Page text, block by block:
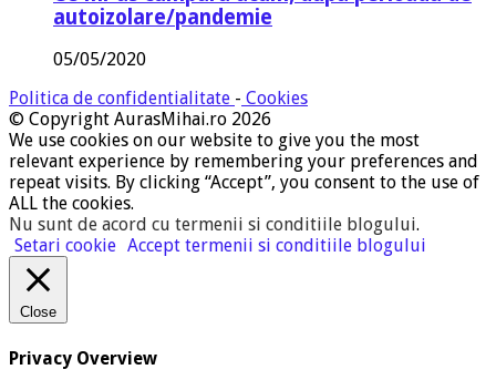
autoizolare/pandemie
05/05/2020
Politica de confidentialitate - Cookies
© Copyright AurasMihai.ro 2026
We use cookies on our website to give you the most
relevant experience by remembering your preferences and
repeat visits. By clicking “Accept”, you consent to the use of
ALL the cookies.
Nu sunt de acord cu termenii si conditiile blogului.
Setari cookie Accept termenii si conditiile blogului
Close
Privacy Overview